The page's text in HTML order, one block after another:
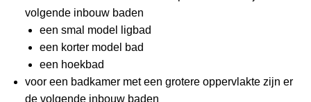
volgende inbouw baden
een smal model ligbad
een korter model bad
een hoekbad
voor een badkamer met een grotere oppervlakte zijn er
de volgende inbouw baden